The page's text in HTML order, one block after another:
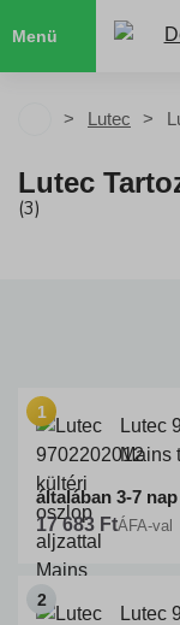
Menü
Lutec
Lutec
(3)
Lutec
Mains
általában 3-7 nap
17 683 FtÁFA-val
Lutec